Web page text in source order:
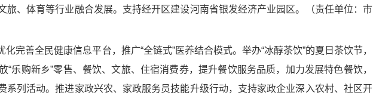
旅、体育等行业融合发展。支持经开区建设河南省银发经济产业园区。（责任单位：市
完善全民健康信息平台，推广“全链式”医养结合模式。举办“冰醇茶饮”的夏日茶饮节，
乐购新乡”零售、餐饮、文旅、住宿消费券，提升餐饮服务品质，加力发展特色餐饮，
列活动。推进家政兴农、家政服务员技能升级行动，支持家政企业深入农村、社区开